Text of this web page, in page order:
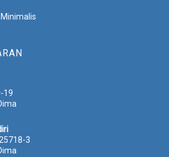
19
3